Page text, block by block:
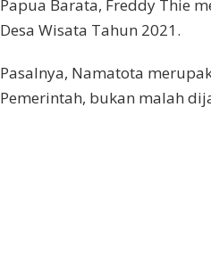
a
t
F
r
e
Papua Barata, Freddy Thie
Desa Wisata Tahun 2021.
Pasalnya, Namatota
Pemerintah, bukan malah